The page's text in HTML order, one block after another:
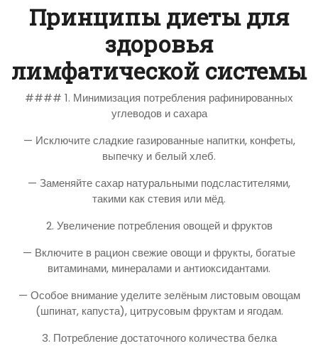
Принципы диеты для
здоровья
лимфатической системы
#### 1. Минимизация потребления рафинированных
углеводов и сахара
— Исключите сладкие газированные напитки, конфеты,
выпечку и белый хлеб.
— Заменяйте сахар натуральными подсластителями,
такими как стевия или мёд.
2. Увеличение потребления овощей и фруктов
— Включите в рацион свежие овощи и фрукты, богатые
витаминами, минералами и антиоксидантами.
— Особое внимание уделите зелёным листовым овощам
(шпинат, капуста), цитрусовым фруктам и ягодам.
3. Потребление достаточного количества белка